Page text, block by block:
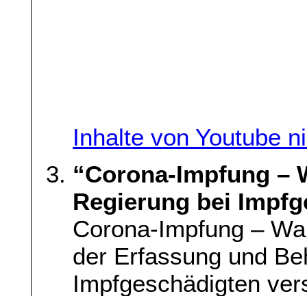
Inhalte von Youtube
“Corona-Impfung –
Regierung bei
Corona-Impfung –
der Erfassung und
Impfgeschädigten